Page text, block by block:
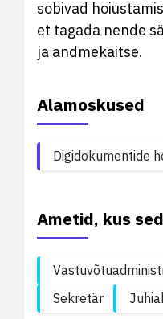
sobivad
et tagada nende
ja andmekaitse.
Alamoskused
Digidokumentide
Ametid, kus
Sekretär